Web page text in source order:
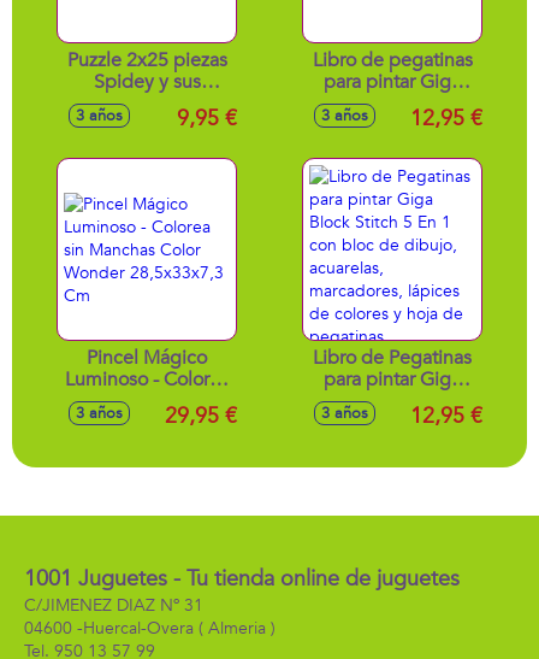
Puzzle 2x25 piezas
Spidey y sus
increíbles amigos
3 años 9,95 €
Libro de pegatinas
para pintar Giga
Block Peppa Pig 5
En 1
3 años 12,95 €
Pincel Mágico
Luminoso - Colorea
sin Manchas Color
Wonder
3 años 29,95 €
Libro de Pegatinas
para pintar Giga
Block Stitch 5 En 1
con bloc de dibujo,
marcadores,
hoja de pegatinas
3 años 12,95 €
1001 Juguetes - Tu tienda online de juguetes
C/JIMENEZ DIAZ Nº 31
04600 -Huercal-Overa ( Almeria )
950 13 57 99